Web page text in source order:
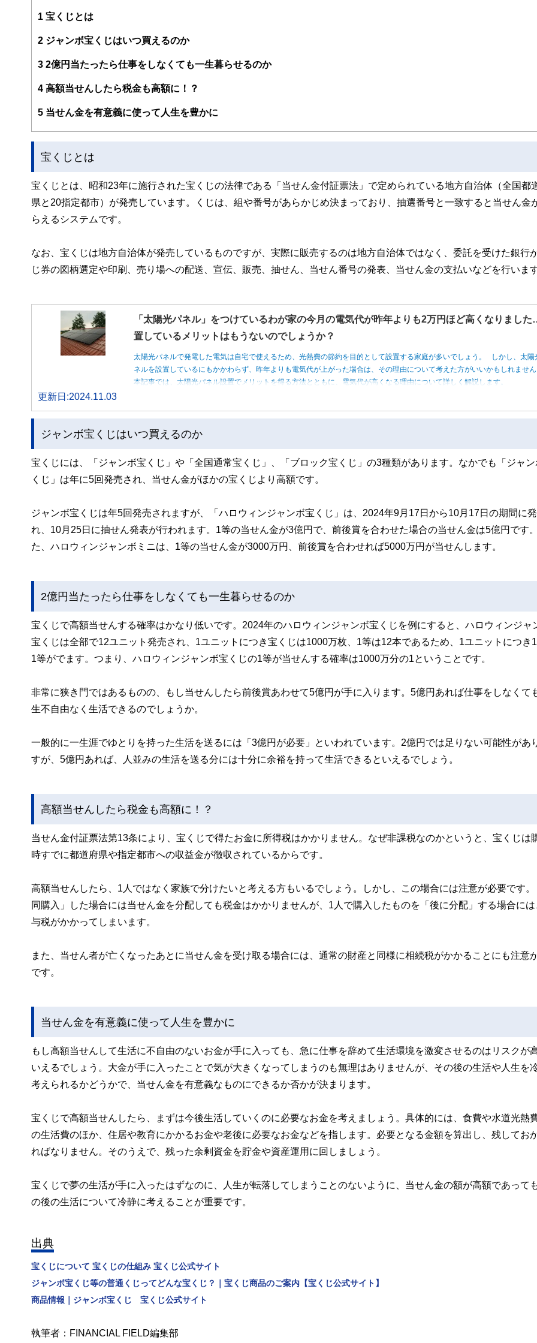
案から記事掲載まですべての工程に関わることで、読者目線のコンテンツを追求しています。
FinancialFieldの特徴は、ファイナンシャルプランナー、弁護士、税理士、宅地建物取引士、相続診断士、住宅ローンアドバイザー、DCプラン
ー、公認会計士、社会保険労務士、行政書士、投資アナリスト、キャリアコンサルタントなど150名以上の有資格者を執筆者・監修者として迎
と、読み応えのあるコンテンツと確かな情報発信を実現しています。
私たちは、快適でより良い生活のアイデアを提供するお金のコンシェルジュを目指します。
1 宝くじとは
2 ジャンボ宝くじはいつ買えるのか
3 2億円当たったら仕事をしなくても一生暮らせるのか
4 高額当せんしたら税金も高額に！？
5 当せん金を有意義に使って人生を豊かに
宝くじとは
宝くじとは、昭和23年に施行された宝くじの法律である「当せん金付証票法」で定められている地方自治体（全国都
県と20指定都市）が発売しています。くじは、組や番号があらかじめ決まっており、抽選番号と一致すると当せん金
らえるシステムです。
なお、宝くじは地方自治体が発売しているものですが、実際に販売するのは地方自治体ではなく、委託を受けた銀行
じ券の図柄選定や印刷、売り場への配送、宣伝、販売、抽せん、当せん番号の発表、当せん金の支払いなどを行います
「太陽光パネル」をつけているわが家の今月の電気代が昨年よりも2万円ほど高くなりまし
置しているメリットはもうないのでしょうか？
太陽光パネルで発電した電気は自宅で使えるため、光熱費の節約を目的として設置する家庭が多いでしょう。 しかし、太陽
ネルを設置しているにもかかわらず、昨年よりも電気代が上がった場合は、その理由について考えた方がいいかもしれませ
本記事では、太陽光パネル設置でメリットを得る方法とともに、電気代が高くなる理由について詳しく解説します。
更新日:2024.11.03
ジャンボ宝くじはいつ買えるのか
宝くじには、「ジャンボ宝くじ」や「全国通常宝くじ」、「ブロック宝くじ」の3種類があります。なかでも「ジャン
くじ」は年に5回発売され、当せん金がほかの宝くじより高額です。
ジャンボ宝くじは年5回発売されますが、「ハロウィンジャンボ宝くじ」は、2024年9月17日から10月17日の期間に
れ、10月25日に抽せん発表が行われます。1等の当せん金が3億円で、前後賞を合わせた場合の当せん金は5億円です
た、ハロウィンジャンボミニは、1等の当せん金が3000万円、前後賞を合わせれば5000万円が当せんします。
2億円当たったら仕事をしなくても一生暮らせるのか
宝くじで高額当せんする確率はかなり低いです。2024年のハロウィンジャンボ宝くじを例にすると、ハロウィンジャ
宝くじは全部で12ユニット発売され、1ユニットにつき宝くじは1000万枚、1等は12本であるため、1ユニットにつき
1等がでます。つまり、ハロウィンジャンボ宝くじの1等が当せんする確率は1000万分の1ということです。
非常に狭き門ではあるものの、もし当せんしたら前後賞あわせて5億円が手に入ります。5億円あれば仕事をしなくて
生不自由なく生活できるのでしょうか。
一般的に一生涯でゆとりを持った生活を送るには「3億円が必要」といわれています。2億円では足りない可能性があ
すが、5億円あれば、人並みの生活を送る分には十分に余裕を持って生活できるといえるでしょう。
高額当せんしたら税金も高額に！？
当せん金付証票法第13条により、宝くじで得たお金に所得税はかかりません。なぜ非課税なのかというと、宝くじは
時すでに都道府県や指定都市への収益金が徴収されているからです。
高額当せんしたら、1人ではなく家族で分けたいと考える方もいるでしょう。しかし、この場合には注意が必要です。
同購入」した場合には当せん金を分配しても税金はかかりませんが、1人で購入したものを「後に分配」する場合に
与税がかかってしまいます。
また、当せん者が亡くなったあとに当せん金を受け取る場合には、通常の財産と同様に相続税がかかることにも注意
です。
当せん金を有意義に使って人生を豊かに
もし高額当せんして生活に不自由のないお金が手に入っても、急に仕事を辞めて生活環境を激変させるのはリスクが
いえるでしょう。大金が手に入ったことで気が大きくなってしまうのも無理はありませんが、その後の生活や人生を
考えられるかどうかで、当せん金を有意義なものにできるか否かが決まります。
宝くじで高額当せんしたら、まずは今後生活していくのに必要なお金を考えましょう。具体的には、食費や水道光熱
の生活費のほか、住居や教育にかかるお金や老後に必要なお金などを指します。必要となる金額を算出し、残してお
ればなりません。そのうえで、残った余剰資金を貯金や資産運用に回しましょう。
宝くじで夢の生活が手に入ったはずなのに、人生が転落してしまうことのないように、当せん金の額が高額であって
の後の生活について冷静に考えることが重要です。
出典
宝くじについて 宝くじの仕組み 宝くじ公式サイト
ジャンボ宝くじ等の普通くじってどんな宝くじ？｜宝くじ商品のご案内【宝くじ公式サイト】
商品情報｜ジャンボ宝くじ 宝くじ公式サイト
執筆者：FINANCIAL FIELD編集部